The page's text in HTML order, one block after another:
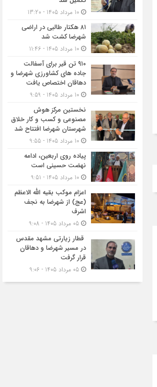
۸۱ هکتار طالبی در اراضی
شهرضا کشت شد
۹۱۰ تن قیر برای آسفالت
جاده های کشاورزی شهرضا و
دهاقان اختصاص یافت
نخستین مرکز هوش
مصنوعی و کسب‌ و کار خلاق
شهرستان شهرضا افتتاح شد
پیاده روی اربعین، ادامه
نهضت حسینی است
اعزام موکب بقیه الله الاعظم
(عج) از شهرضا به نجف
اشرف
قطار زیارتی مشهد مقدس
در مسیر شهرضا و دهاقان
قرار گرفت